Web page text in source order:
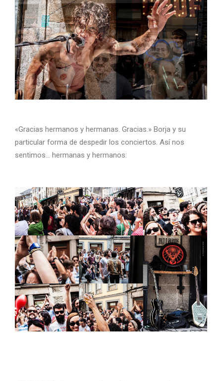
«Gracias hermanos y hermanas. Gracias.» Borja y su
particular forma de despedir los conciertos. Así nos
sentimos… hermanas y hermanos: